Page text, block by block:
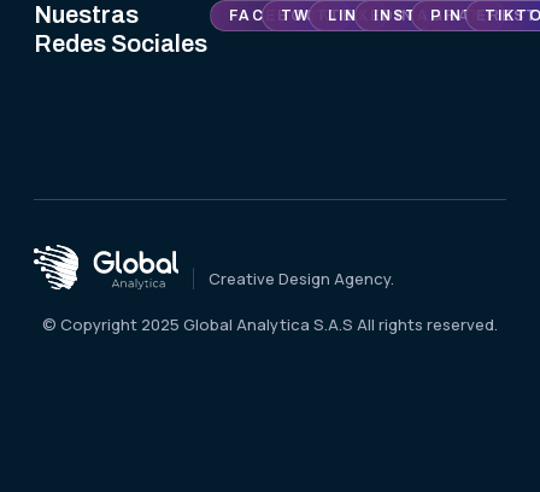
Nuestras
Redes Sociales
FACEBOOK
TWITTERLINKEDININSTAGRAMPINTEREST
Creative Design Agency.
© Copyright 2025 Global Analytica S.A.S All rights reserved.